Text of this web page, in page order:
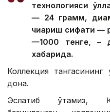
технологияси
— 24 грамм,
чиқариш сифати —
—1000 тенге, –
хабарида.
Коллекция
дона.
Эслатиб ўтамиз,